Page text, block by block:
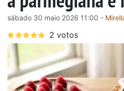
sábado 30 maio 2026 11:00 -